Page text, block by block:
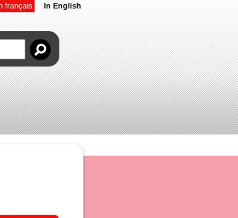
français In English